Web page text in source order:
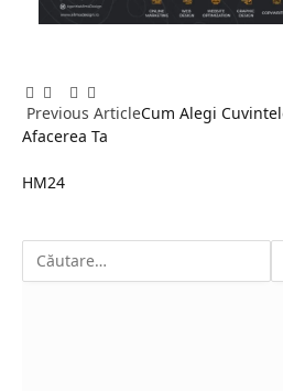
Facebook
Twitter
Pinterest
LinkedIn
Tumblr
Previous ArticleCum Alegi
Afacerea Ta
HM24